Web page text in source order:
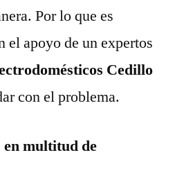
Por lo que es
el apoyo de un expertos
Cedillo
con el problema.
en multitud de